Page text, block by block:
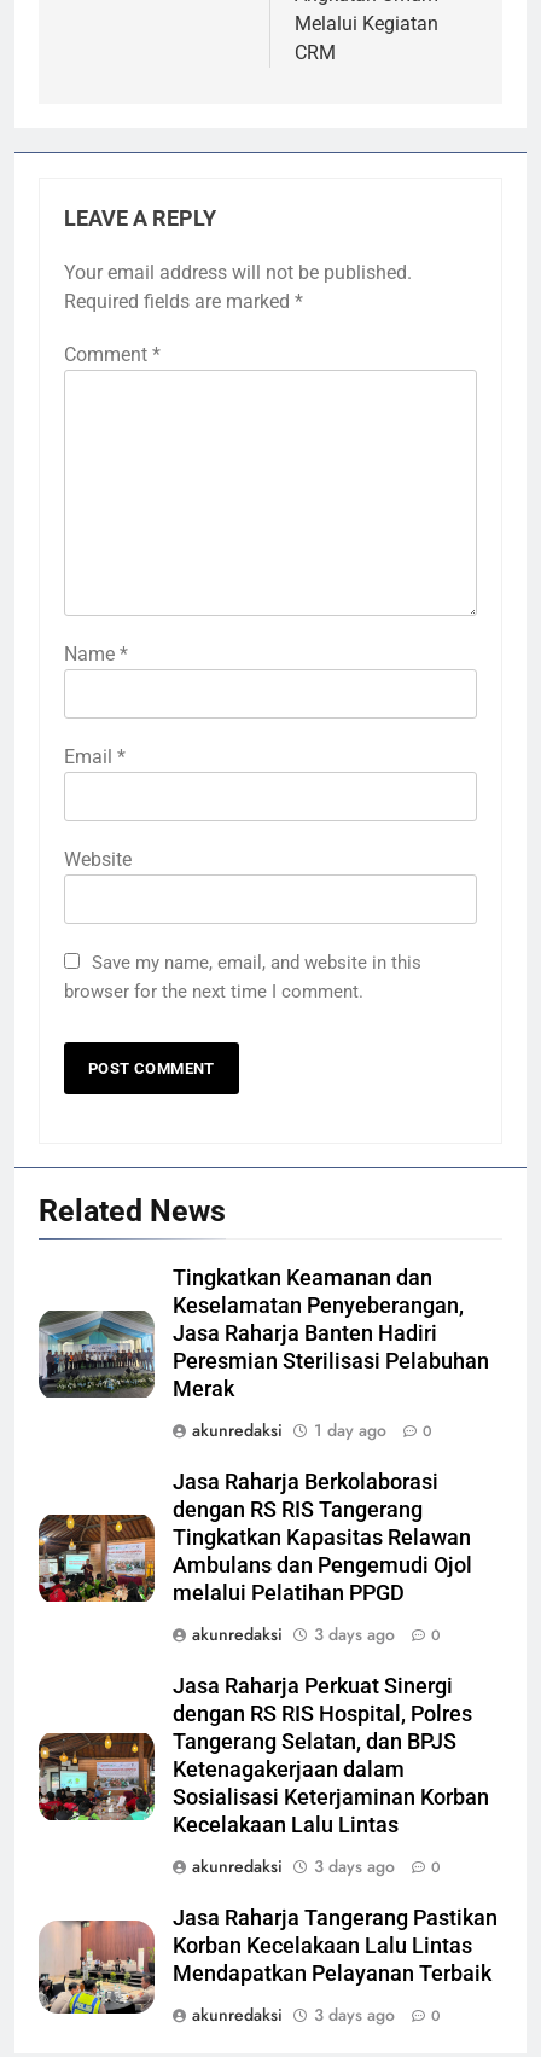
Melalui Kegiatan
CRM
LEAVE A REPLY
Your email address will not be published.
Required fields are marked *
Comment *
Name *
Email *
Website
Save my name, email, and website in this
browser for the next time I comment.
Related News
Tingkatkan Keamanan dan
Keselamatan Penyeberangan,
Jasa Raharja Banten Hadiri
Peresmian Sterilisasi Pelabuhan
Merak
akunredaksi
1 day ago 0
Jasa Raharja Berkolaborasi
dengan RS RIS Tangerang
Tingkatkan Kapasitas Relawan
Ambulans dan Pengemudi Ojol
melalui Pelatihan PPGD
akunredaksi
3 days ago 0
Jasa Raharja Perkuat Sinergi
dengan RS RIS Hospital, Polres
Tangerang Selatan, dan BPJS
Ketenagakerjaan dalam
Sosialisasi Keterjaminan Korban
Kecelakaan Lalu Lintas
akunredaksi
3 days ago 0
Jasa Raharja Tangerang Pastikan
Korban Kecelakaan Lalu Lintas
Mendapatkan Pelayanan Terbaik
akunredaksi
3 days ago 0